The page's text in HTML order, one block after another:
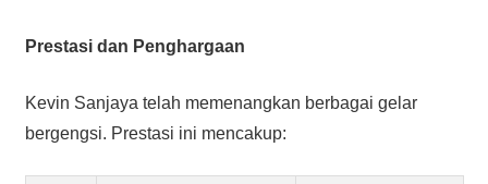
Prestasi dan Penghargaan
Kevin Sanjaya telah memenangkan berbagai gelar
bergengsi. Prestasi ini mencakup: